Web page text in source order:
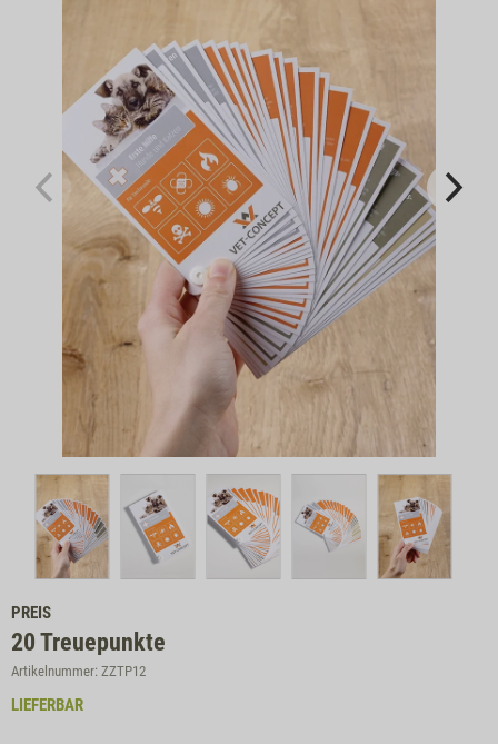
PREIS
20 Treuepunkte
Artikelnummer: ZZTP12
LIEFERBAR